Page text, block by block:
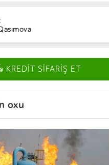
KREDİT SİFARİŞ ET
oxu